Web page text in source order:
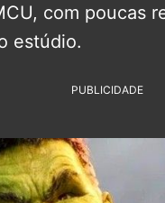
com poucas
estúdio.
PUBLICIDADE